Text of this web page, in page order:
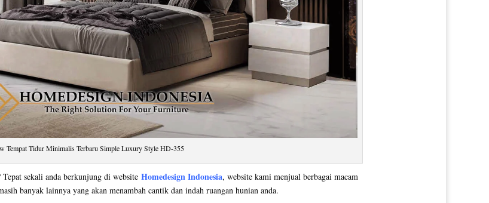
Tempat Tidur Minimalis Terbaru Simple Luxury Style HD-355
sekali anda berkunjung di website Homedesign Indonesia, website kami menjual berbagai macam
banyak lainnya yang akan menambah cantik dan indah ruangan hunian anda.